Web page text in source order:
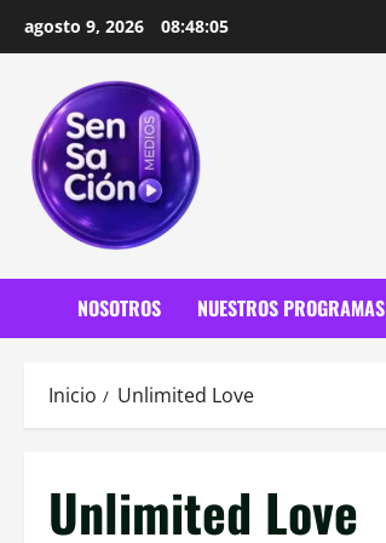
agosto 9, 2026 08:48:06
NOSOTROS NUESTROS PROGRAMAS
Inicio Unlimited Love
Unlimited Love